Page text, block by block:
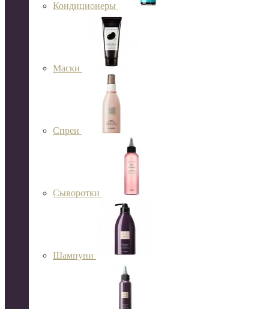
Кондиционеры
Маски
Спреи
Сыворотки
Шампуни